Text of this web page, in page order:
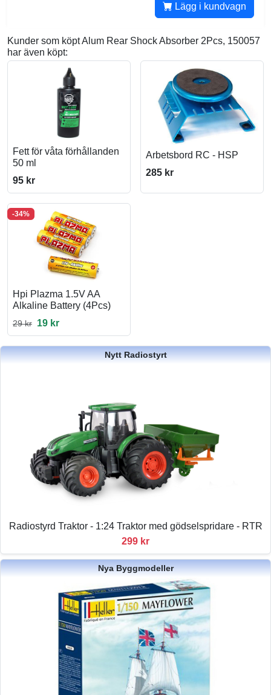
Lägg i kundvagn
Kunder som köpt Alum Rear Shock Absorber 2Pcs, 150057
har även köpt:
Fett för våta förhållanden
50 ml
95 kr
Arbetsbord RC - HSP
285 kr
-34%
Hpi Plazma 1.5V AA
Alkaline Battery (4Pcs)
29 kr 19 kr
Nytt Radiostyrt
Radiostyrd Traktor - 1:24 Traktor med gödselspridare - RTR
299 kr
Nya Byggmodeller